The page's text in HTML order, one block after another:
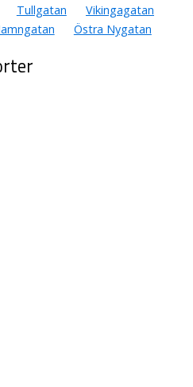
Tullgatan
Vikingagatan
Östra Nygatan